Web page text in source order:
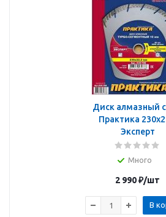
Диск алмазный
Практика
Эксперт
Много
2 990₽/шт
В